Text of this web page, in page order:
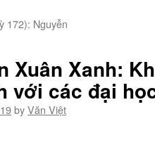
172): Nguyễn
Xuân Xanh:
với các đại
byVăn Việt